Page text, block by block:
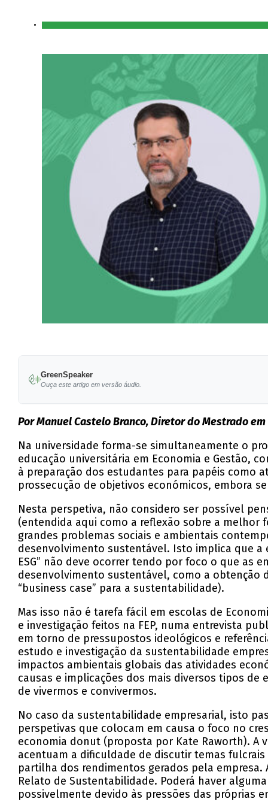
GreenSpeaker
Ouça este artigo em versão áudio.
Por Manuel Castelo Branco, Diretor do Mestrado
Na universidade forma-se simultaneamente o
educação universitária em Economia e Gestão,
à preparação dos estudantes para papéis como
prossecução de objetivos económicos, embora
Nesta perspetiva, não considero ser possível
(entendida aqui como a reflexão sobre a melhor
grandes problemas sociais e ambientais
desenvolvimento sustentável. Isto implica que a
ESG” não deve ocorrer tendo por foco o que as
desenvolvimento sustentável, como a obtenção
“business case” para a sustentabilidade).
Mas isso não é tarefa fácil em escolas de
e investigação feitos na FEP, numa entrevista
em torno de pressupostos ideológicos e
estudo e investigação da sustentabilidade
impactos ambientais globais das atividades
causas e implicações dos mais diversos tipos
de vivermos e convivermos.
No caso da sustentabilidade empresarial, isto
perspetivas que colocam em causa o foco no
economia donut (proposta por Kate Raworth). A
acentuam a dificuldade de discutir temas
partilha dos rendimentos gerados pela
Relato de Sustentabilidade. Poderá haver
possivelmente devido às pressões das próprias